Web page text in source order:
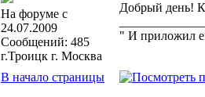
На форуме с
24.07.2009
Сообщений: 485
г.Троицк г. Москва
Добрый день!
" И приложил
В начало страницы